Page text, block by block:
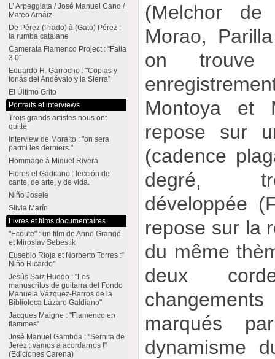
(Melchor de
Morao,
on
Montoya et
repose sur
(cadence
degré,
développée
repose sur la
du même
deux
marqués
dynamisme
L’ Arpeggiata / José Manuel Cano /
Mateo Arnáiz
De Pérez (Prado) à (Gato) Pérez :
la rumba catalane
Camerata Flamenco Project : "Falla
3.0"
Eduardo H. Garrocho : "Coplas y
tonás del Andévalo y la Sierra"
El Último Grito
Portraits et interviews
Trois grands artistes nous ont
quitté
Interview de Moraíto : "on sera
parmi les derniers."
Hommage à Miguel Rivera
Flores el Gaditano : lección de
cante, de arte, y de vida.
Niño Josele
Silvia Marín
Livres et films documentaires
"Ecoute" : un film de Anne Grange
et Miroslav Sebestik
Eusebio Rioja et Norberto Torres :"
Niño Ricardo"
Jesús Saiz Huedo : "Los
manuscritos de guitarra del Fondo
Manuela Vázquez-Barros de la
Biblioteca Lázaro Galdiano"
Jacques Maigne : "Flamenco en
flammes"
José Manuel Gamboa : "Sernita de
Jerez : vamos a acordarnos !"
(Ediciones Carena)